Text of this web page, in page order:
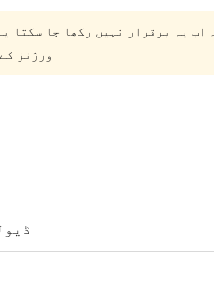
۔ اب یہ برقرار نہیں رکھا جا سکتا
ورژنز